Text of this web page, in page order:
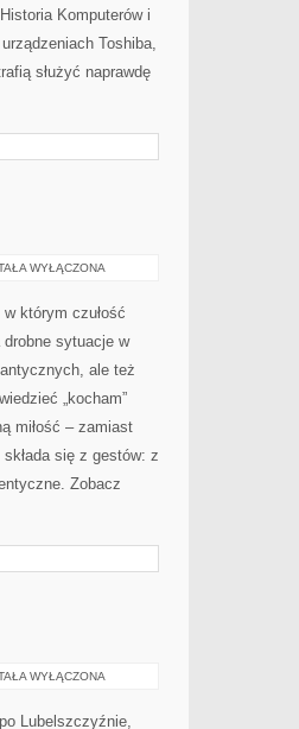
Komputerów i
Toshiba,
służyć naprawdę
WYŁĄCZONA
którym czułość
sytuacje w
ale też
„kocham”
miłość – zamiast
się z gestów: z
Zobacz
WYŁĄCZONA
Lubelszczyźnie,